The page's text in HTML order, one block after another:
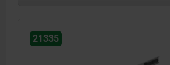
21335